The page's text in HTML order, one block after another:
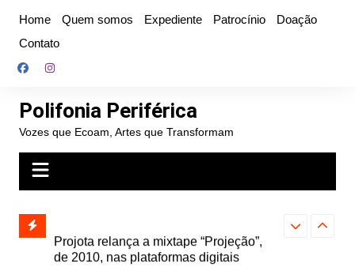
conteúdo
Home Quem somos Expediente Patrocínio
Doação
Contato
Polifonia Periférica
Vozes que Ecoam, Artes que Transformam
e abre
autoral,
de 2010, nas plataformas digitais
Farofa